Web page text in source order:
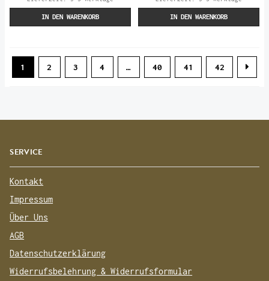
IN DEN WARENKORB IN DEN WARENKORB
1 2 3 4 … 40 41 42
SERVICE
Kontakt
Impressum
Über Uns
AGB
Datenschutzerklärung
Widerrufsbelehrung & Widerrufsformular